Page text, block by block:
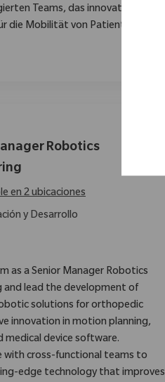
Teams, das innovative
die Mobilität von Patienten bietet.
Robotics
en 2 ubicaciones
y Desarrollo
as a Senior Manager Robotics
and lead the development of
solutions for orthopedic
innovation in motion planning,
medical device software.
with cross-functional teams to
edge technology that improves